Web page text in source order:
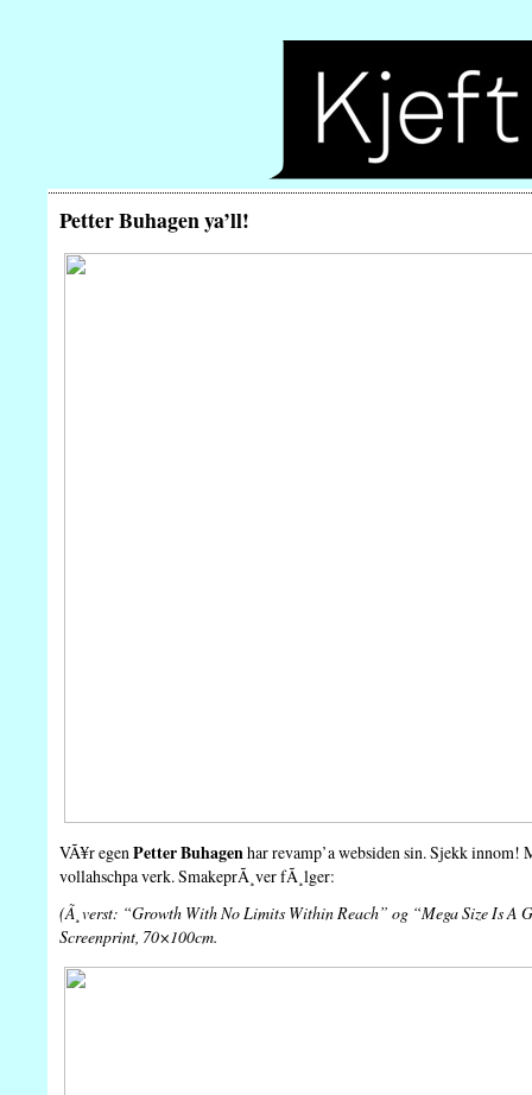
Petter Buhagen ya’ll!
VÃ¥r egenPetter Buhagenhar revamp’a websiden sin. Sjekk innom!
vollahschpa verk. SmakeprÃ¸ver fÃ¸lger:
(Ã¸verst: “Growth With No Limits Within Reach” og “Mega Size Is A
Screenprint, 70×100cm.